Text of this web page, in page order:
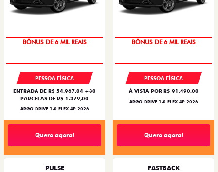
TAXA ZERO
PESSOA FÍSICA
ENTRADA DE R$ 54.967,04 +30
PARCELAS DE R$ 1.379,00
ARGO DRIVE 1.0 FLEX 4P 2026
Quero agora!
TAXA ZERO
PESSOA FÍSICA
À VISTA POR R$ 91.490,00
ARGO DRIVE 1.0 FLEX 4P 2026
Quero agora!
PULSE FASTBACK